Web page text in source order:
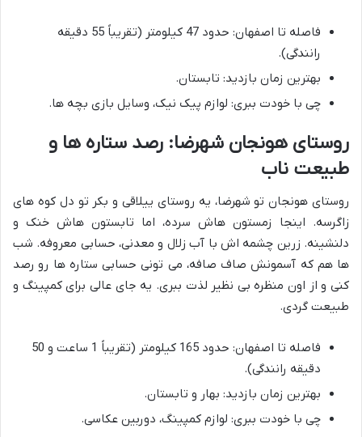
فاصله تا اصفهان: حدود 47 کیلومتر (تقریباً 55 دقیقه
رانندگی).
بهترین زمان بازدید: تابستان.
چی با خودت ببری: لوازم پیک نیک، وسایل بازی بچه ها.
روستای هونجان شهرضا: رصد ستاره ها و
طبیعت ناب
روستای هونجان تو شهرضا، یه روستای ییلاقی و بکر تو دل کوه های
زاگرسه. اینجا زمستون هاش سرده، اما تابستون هاش خنک و
دلنشینه. زرین چشمه اش با آب زلال و معدنی، حسابی معروفه. شب
ها هم که آسمونش صاف صافه، می تونی حسابی ستاره ها رو رصد
کنی و از اون منظره بی نظیر لذت ببری. یه جای عالی برای کمپینگ و
طبیعت گردی.
فاصله تا اصفهان: حدود 165 کیلومتر (تقریباً 1 ساعت و 50
دقیقه رانندگی).
بهترین زمان بازدید: بهار و تابستان.
چی با خودت ببری: لوازم کمپینگ، دوربین عکاسی.